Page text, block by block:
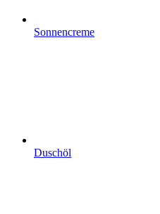
Sonnencreme
Duschöl